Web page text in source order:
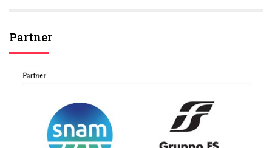
Partner